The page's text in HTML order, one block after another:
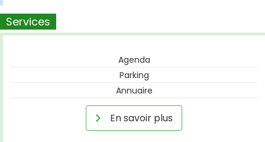
Services
Agenda
Parking
Annuaire
En savoir plus